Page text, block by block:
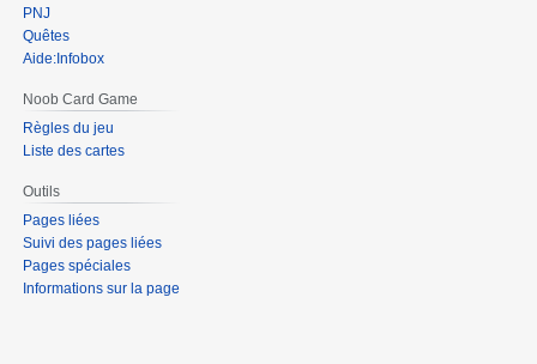
PNJ
Quêtes
Aide:Infobox
Noob Card Game
Règles du jeu
Liste des cartes
Outils
Pages liées
Suivi des pages liées
Pages spéciales
Informations sur la page